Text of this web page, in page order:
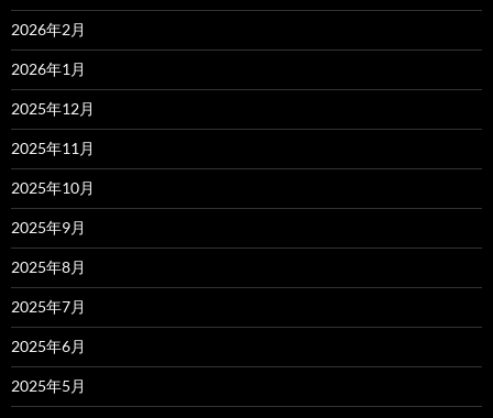
2026年2月
2026年1月
2025年12月
2025年11月
2025年10月
2025年9月
2025年8月
2025年7月
2025年6月
2025年5月